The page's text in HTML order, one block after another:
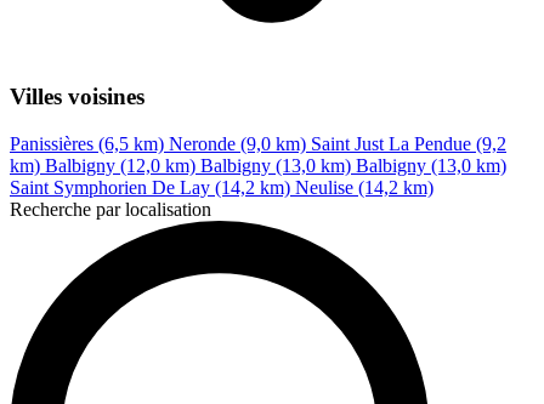
Villes voisines
Panissières (6,5 km) Neronde (9,0 km) Saint Just La Pendue (9,2
km) Balbigny (12,0 km) Balbigny (13,0 km) Balbigny (13,0 km)
Saint Symphorien De Lay (14,2 km) Neulise (14,2 km)
Recherche par localisation